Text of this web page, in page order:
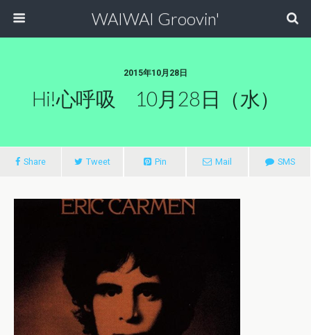
WAIWAI Groovin'
2015年10月28日
Hi!心呼吸 10月28日（水）
Share Tweet Pin Mail SMS